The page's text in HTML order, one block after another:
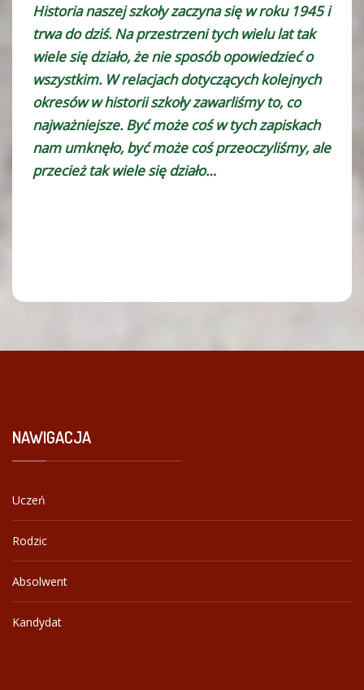
Historia naszej szkoły zaczyna się w roku 1945 i
trwa do dziś. Na przestrzeni tych wielu lat tak
wiele się działo, że nie sposób opowiedzieć o
wszystkim. W relacjach dotyczących kolejnych
okresów w historii szkoły zawarliśmy to, co
najważniejsze. Być może coś w tych zapiskach
nam umknęło, być może coś przeoczyliśmy, ale
przecież tak wiele się działo…
NAWIGACJA
Uczeń
Rodzic
Absolwent
Kandydat